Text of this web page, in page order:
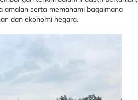
amalan serta memahami bagaimana
dan ekonomi negara.